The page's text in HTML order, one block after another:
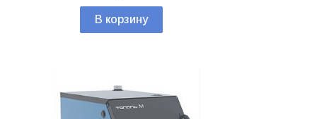
В корзину